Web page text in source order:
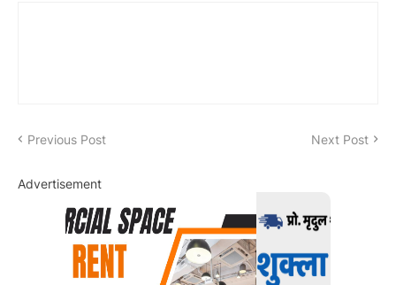
Previous Post Next Post
Advertisement